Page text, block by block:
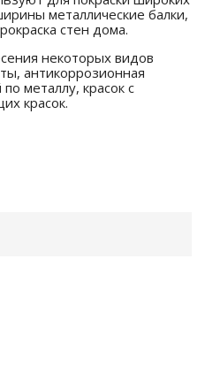
металлические балки,
стен дома.
некоторых видов
антикоррозионная
металлу, красок с
красок.